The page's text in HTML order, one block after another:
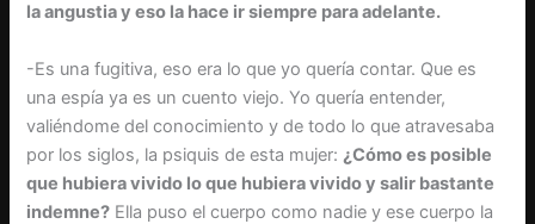
la angustia y eso la hace ir siempre para adelante.
-Es una fugitiva, eso era lo que yo quería contar. Que es
una espía ya es un cuento viejo. Yo quería entender,
valiéndome del conocimiento y de todo lo que atravesaba
por los siglos, la psiquis de esta mujer: ¿Cómo es posible
que hubiera vivido lo que hubiera vivido y salir bastante
indemne? Ella puso el cuerpo como nadie y ese cuerpo la